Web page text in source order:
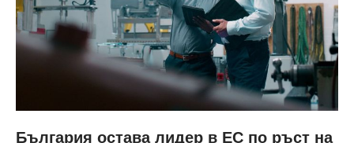
България остава лидер в ЕС по ръст на